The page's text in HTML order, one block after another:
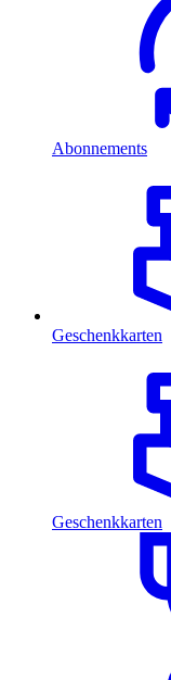
Abonnements
Geschenkkarten
Geschenkkarten